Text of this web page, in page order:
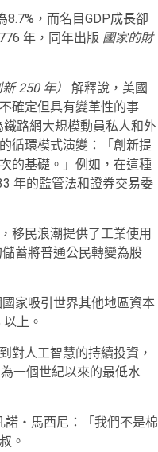
，而名目GDP成長卻
年，同年出版 國家的財
250 年） 解釋說，美國
確定但具有變革性的事
路網大規模動員私人和外
循環模式演變：「創新提
的基礎。」例如，在這種
年的監管法和證券交易委
移民浪潮提供了工業使用
蓄將普通公民轉變為股
家吸引世界其他地區資本
上。
對人工智慧的持續投資，
一個世紀以來的最低水
諾‧馬西尼：「我們不是棉
。